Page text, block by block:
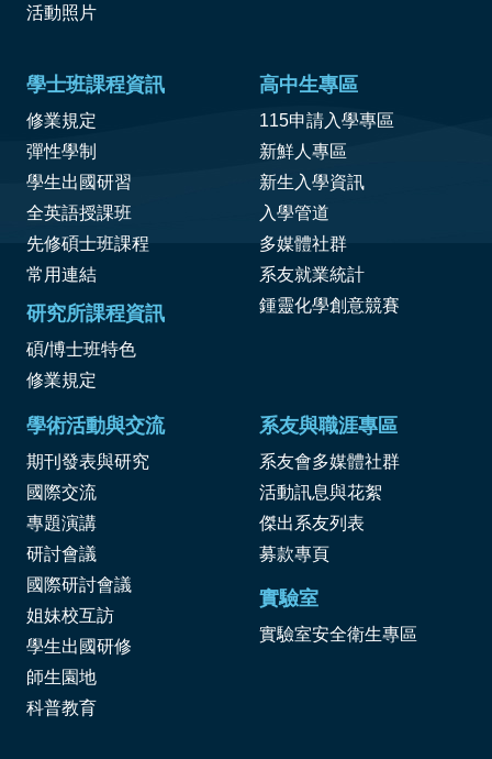
活動照片
學士班課程資訊
修業規定
彈性學制
學生出國研習
全英語授課班
先修碩士班課程
常用連結
研究所課程資訊
碩/博士班特色
修業規定
高中生專區
115申請入學專區
新鮮人專區
新生入學資訊
入學管道
多媒體社群
系友就業統計
鍾靈化學創意競賽
學術活動與交流
期刊發表與研究
國際交流
專題演講
研討會議
國際研討會議
姐妹校互訪
學生出國研修
師生園地
科普教育
系友與職涯專區
系友會多媒體社群
活動訊息與花絮
傑出系友列表
募款專頁
實驗室
實驗室安全衛生專區